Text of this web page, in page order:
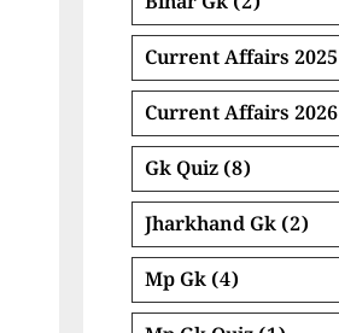
Current Affairs 2025
Current Affairs 2026
Gk Quiz (8)
Jharkhand Gk (2)
Mp Gk (4)